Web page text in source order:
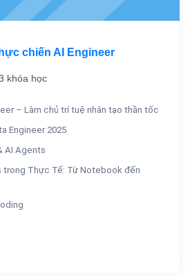
chiến AI Engineer
khóa học
– Làm chủ trí tuệ nhân tạo thần tốc
Engineer 2025
AI Agents
trong Thực Tế: Từ Notebook đến